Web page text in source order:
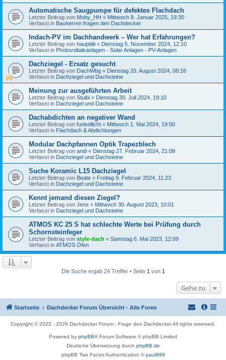
Automatische Saugpumpe für defektes Flachdach
Letzter Beitrag von Moby_HH « Mittwoch 8. Januar 2025, 19:30
Verfasst in Bauherren fragen den Dachdecker
Indach-PV im Dachhandwerk – Wer hat Erfahrungen?
Letzter Beitrag von hauptiiiii « Dienstag 5. November 2024, 12:10
Verfasst in Photovoltaikanlagen - Solar Anlagen - PV-Anlagen
Dachziegel - Ersatz gesucht
Letzter Beitrag von DachWbg « Dienstag 20. August 2024, 08:18
Verfasst in Dachziegel und Dachsteine
Meinung zur ausgeführten Arbeit
Letzter Beitrag von Stuibi « Dienstag 30. Juli 2024, 19:10
Verfasst in Dachziegel und Dachsteine
Dachabdichten an negativer Wand
Letzter Beitrag von funkellicht « Mittwoch 1. Mai 2024, 19:50
Verfasst in Flachdach & Abdichtungen
Modular Dachpfannen Optik Trapezblech
Letzter Beitrag von andi « Dienstag 27. Februar 2024, 21:08
Verfasst in Dachziegel und Dachsteine
Suche Koramic L15 Dachziegel
Letzter Beitrag von Beate « Freitag 9. Februar 2024, 11:23
Verfasst in Dachziegel und Dachsteine
Kennt jemand diesen Ziegel?
Letzter Beitrag von Jens « Mittwoch 30. August 2023, 10:01
Verfasst in Dachziegel und Dachsteine
ATMOS KC 25 S hat schlechte Werte bei Prüfung durch
Schornsteinfeger
Letzter Beitrag von style-dach « Samstag 6. Mai 2023, 12:09
Verfasst in ATMOS Öfen
Die Suche ergab 24 Treffer • Seite 1 von 1
Gehe zu
Startseite Dachdecker Forum Übersicht - Alle Foren
Copyright © 2022 - 2026 Dachdecker Forum - Frage den Dachdecker All rights reserved.
Powered by phpBB® Forum Software © phpBB Limited
Deutsche Übersetzung durch phpBB.de
phpBB Two Factor Authentication ©paul999